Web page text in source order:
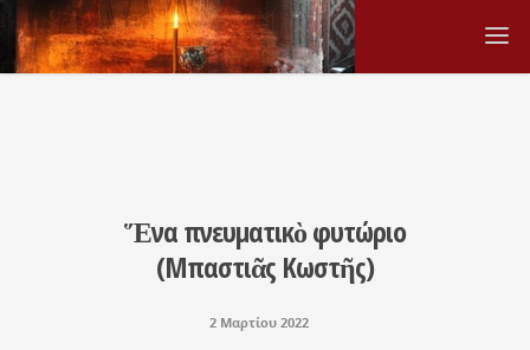
Ἕνα πνευματικὸ φυτώριο
(Μπαστιᾶς Κωστῆς)
2 Μαρτίου 2022